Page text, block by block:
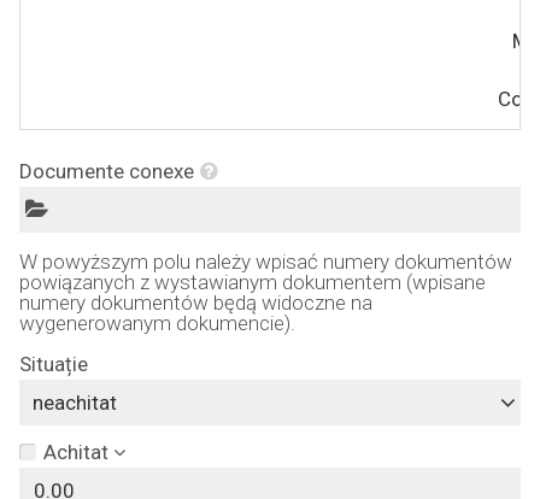
Documente conexe
W powyższym polu należy wpisać numery dokumentów
powiązanych z wystawianym dokumentem (wpisane
numery dokumentów będą widoczne na
wygenerowanym dokumencie).
Situație
neachitat
Achitat